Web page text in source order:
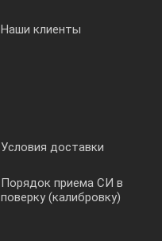
Наши клиенты
Условия доставки
Порядок приема СИ в
поверку (калибровку)